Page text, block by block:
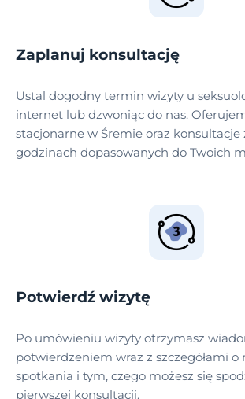
Zaplanuj konsultację
Ustal dogodny termin wizyty u
internet lub dzwoniąc do nas.
stacjonarne w Śremie oraz konsultacje
godzinach dopasowanych do Twoich
Potwierdź wizytę
Po umówieniu wizyty otrzymasz
potwierdzeniem wraz z szczegółami o
spotkania i tym, czego możesz się
pierwszej konsultacji.